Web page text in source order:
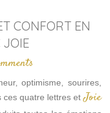
CONFORT EN
JOIE
optimisme, sourires,
ces quatre lettres etJoie